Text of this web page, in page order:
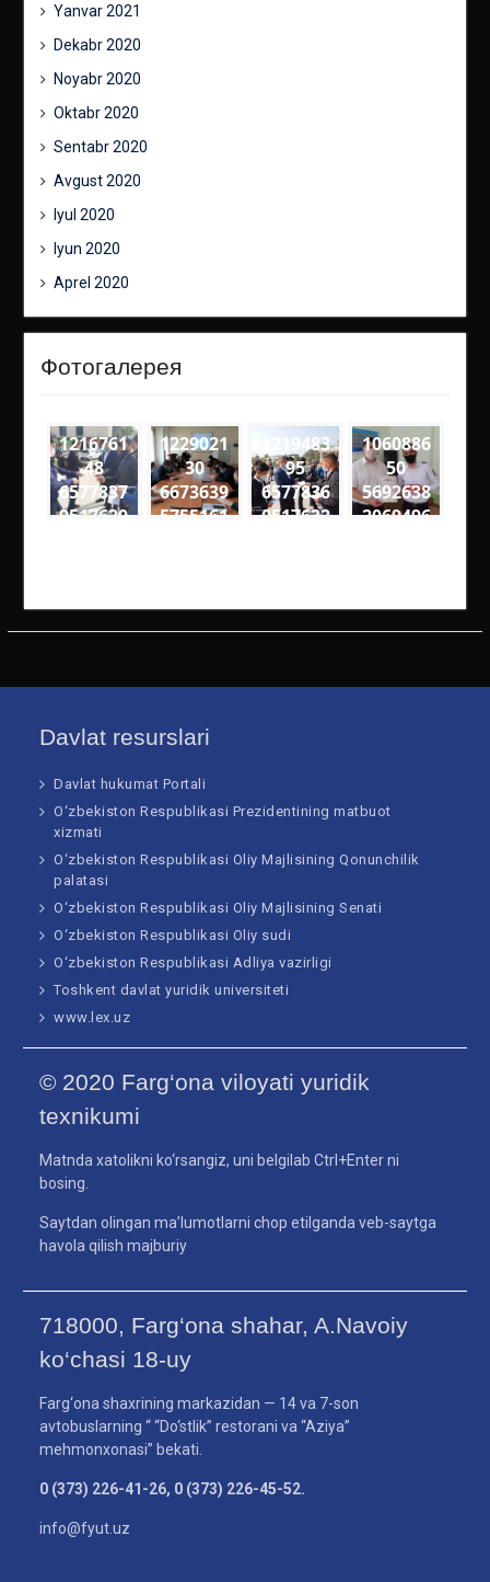
Yanvar 2021
Dekabr 2020
Noyabr 2020
Oktabr 2020
Sentabr 2020
Avgust 2020
Iyul 2020
Iyun 2020
Aprel 2020
Фотогалерея
1216761
48
6577837
9517630
51652 n
1229021
30
6673639
5755161
19574 n
1219483
95
6577836
0517632
5906 n
1060886
50
5692638
2069496
60108 n
Davlat resurslari
Davlat hukumat Portali
O‘zbekiston Respublikasi Prezidentining matbuot
xizmati
O‘zbekiston Respublikasi Oliy Majlisining Qonunchilik
palatasi
O‘zbekiston Respublikasi Oliy Majlisining Senati
O‘zbekiston Respublikasi Oliy sudi
O‘zbekiston Respublikasi Adliya vazirligi
Toshkent davlat yuridik universiteti
www.lex.uz
© 2020 Farg‘ona viloyati yuridik
texnikumi
Matnda xatolikni ko‘rsangiz, uni belgilab Ctrl+Enter ni
bosing.
Saytdan olingan ma’lumotlarni chop etilganda veb-saytga
havola qilish majburiy
718000, Farg‘ona shahar, A.Navoiy
ko‘chasi 18-uy
Farg‘ona shaxrining markazidan — 14 va 7-son
avtobuslarning “ “Do‘stlik” restorani va “Aziya”
mehmonxonasi” bekati.
0 (373) 226-41-26, 0 (373) 226-45-52.
info@fyut.uz